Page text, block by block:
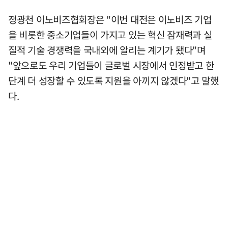
정광천 이노비즈협회장은 "이번 대전은 이노비즈 기업
을 비롯한 중소기업들이 가지고 있는 혁신 잠재력과 실
질적 기술 경쟁력을 국내외에 알리는 계기가 됐다"며
"앞으로도 우리 기업들이 글로벌 시장에서 인정받고 한
단계 더 성장할 수 있도록 지원을 아끼지 않겠다"고 말했
다.